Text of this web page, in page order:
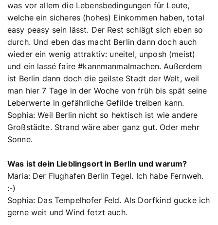
was vor allem die Lebensbedingungen für Leute,
welche ein sicheres (hohes) Einkommen haben, total
easy peasy sein lässt. Der Rest schlägt sich eben so
durch. Und eben das macht Berlin dann doch auch
wieder ein wenig attraktiv: uneitel, unposh (meist)
und ein lassé faire #kannmanmalmachen. Außerdem
ist Berlin dann doch die geilste Stadt der Welt, weil
man hier 7 Tage in der Woche von früh bis spät seine
Leberwerte in gefährliche Gefilde treiben kann.
Sophia: Weil Berlin nicht so hektisch ist wie andere
Großstädte. Strand wäre aber ganz gut. Oder mehr
Sonne.
Was ist dein Lieblingsort in Berlin und warum?
Maria: Der Flughafen Berlin Tegel. Ich habe Fernweh.
:-)
Sophia: Das Tempelhofer Feld. Als Dorfkind gucke ich
gerne weit und Wind fetzt auch.